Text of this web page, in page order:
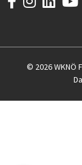
© 2026 WKNÖ